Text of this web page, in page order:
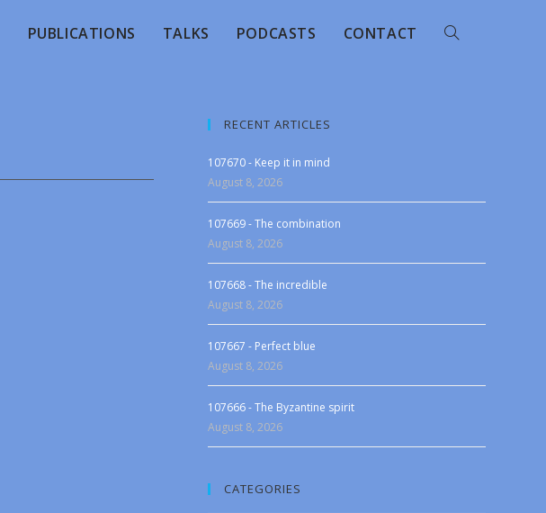
PUBLICATIONS TALKS PODCASTS CONTACT
RECENT ARTICLES
107670 - Keep it in mind
August 8, 2026
107669 - The combination
August 8, 2026
107668 - The incredible
August 8, 2026
107667 - Perfect blue
August 8, 2026
107666 - The Byzantine spirit
August 8, 2026
CATEGORIES